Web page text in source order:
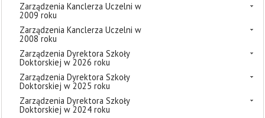
Zarządzenia Kanclerza Uczelni w
2009 roku
Zarządzenia Kanclerza Uczelni w
2008 roku
Zarządzenia Dyrektora Szkoły
Doktorskiej w 2026 roku
Zarządzenia Dyrektora Szkoły
Doktorskiej w 2025 roku
Zarządzenia Dyrektora Szkoły
Doktorskiej w 2024 roku